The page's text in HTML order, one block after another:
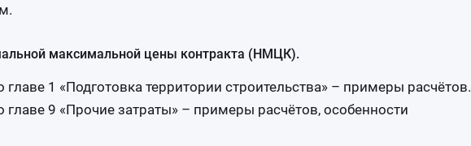
максимальной цены контракта (НМЦК).
1 «Подготовка территории строительства» – примеры расчётов.
главе 9 «Прочие затраты» – примеры расчётов, особенности